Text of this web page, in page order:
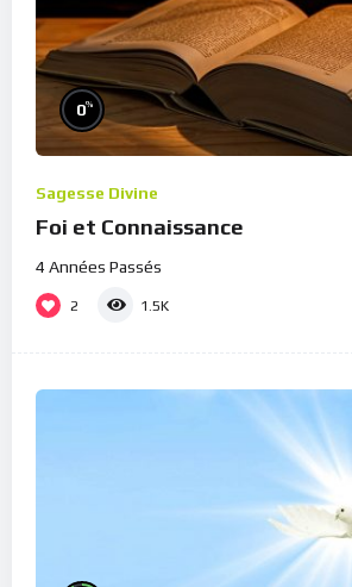
0%
Sagesse Divine
Foi et Connaissance
4 Années Passés
2 1.5K